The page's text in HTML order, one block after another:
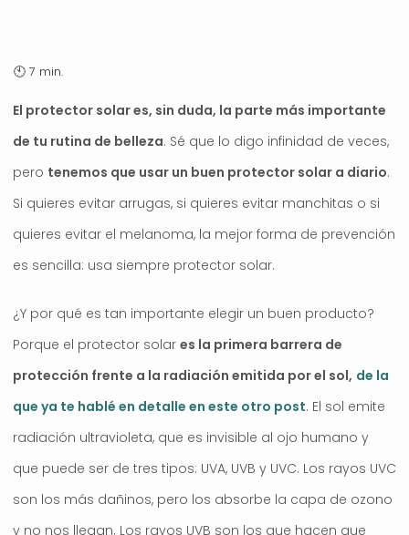
El protector solar es, sin duda, la parte más importante
de tu rutina de belleza. Sé que lo digo infinidad de veces,
pero tenemos que usar un buen protector solar a diario.
Si quieres evitar arrugas, si quieres evitar manchitas o si
quieres evitar el melanoma, la mejor forma de prevención
es sencilla: usa siempre protector solar.
¿Y por qué es tan importante elegir un buen producto?
Porque el protector solar es la primera barrera de
protección frente a la radiación emitida por el sol, de la
que ya te hablé en detalle en este otro post. El sol emite
radiación ultravioleta, que es invisible al ojo humano y
que puede ser de tres tipos: UVA, UVB y UVC. Los rayos UVC
son los más dañinos, pero los absorbe la capa de ozono
y no nos llegan. Los rayos UVB son los que hacen que